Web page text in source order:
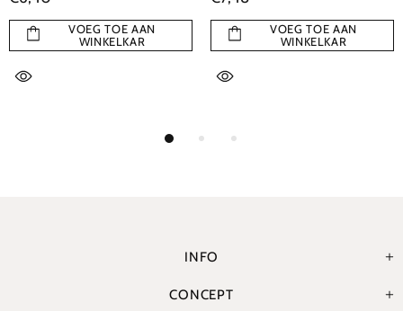
VOEG TOE AAN
WINKELKAR
VOEG TOE AAN
WINKELKAR
INFO
CONCEPT